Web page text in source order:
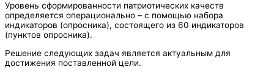
Уровень сформированности патриотических качеств
определяется операционально – с помощью набора
индикаторов (опросника), состоящего из 60 индикаторов
(пунктов опросника).
Решение следующих задач является актуальным для
достижения поставленной цели.